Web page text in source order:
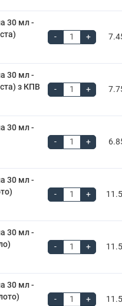
30 мл -
- +
30 мл -
з КПВ
- +
30 мл -
- +
30 мл -
- +
30 мл -
- +
30 мл -
- +